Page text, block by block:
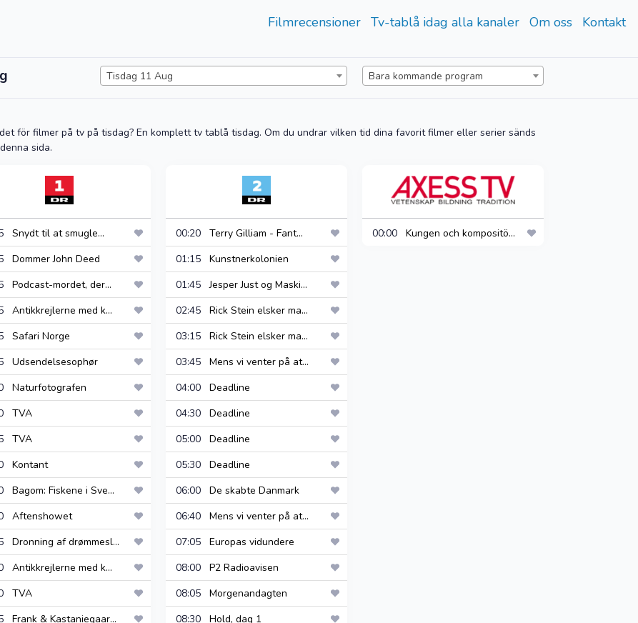
Filmrecensioner(current)
Tv-tablå idag alla kanaler(current)
Om oss Kontakt
Tisdag 11 Aug Bara kommande program
för filmer på tv på tisdag? En komplett tv tablå tisdag. Om du undrar vilken tid dina favorit filmer eller serier sänds
sida.
Snydt til at smugle...
Dommer John Deed
Podcast-mordet, der...
Antikkrejlerne med k...
Safari Norge
Udsendelsesophør
Naturfotografen
TVA
TVA
Kontant
Bagom: Fiskene i Sve...
Aftenshowet
Dronning af drømmesl...
Antikkrejlerne med k...
TVA
Frank & Kastaniegaar...
00:20 Terry Gilliam - Fant...
01:15 Kunstnerkolonien
01:45Jesper Just og Maski...
02:45 Rick Stein elsker ma...
03:15 Rick Stein elsker ma...
03:45 Mens vi venter på at...
04:00 Deadline
04:30 Deadline
05:00 Deadline
05:30 Deadline
06:00 De skabte Danmark
06:40 Mens vi venter på at...
07:05 Europas vidundere
08:00 P2 Radioavisen
08:05 Morgenandagten
08:30 Hold, dag 1
00:00 Kungen och kompositö...